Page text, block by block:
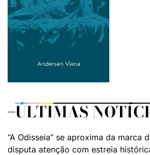
ÚLTIMAS
“A Odisseia” se aproxima da marca
disputa atenção com estreia